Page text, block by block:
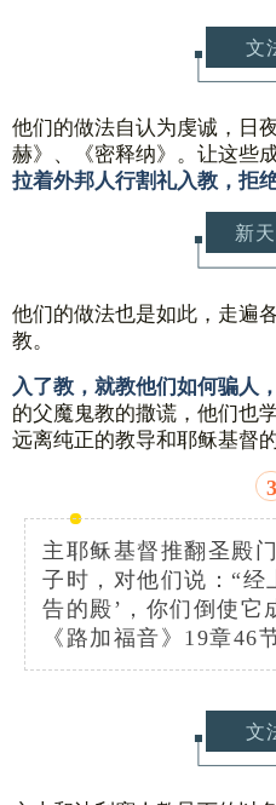
文
他们的做法自认为虔诚，日
赫》、《密释纳》。 让这些
拉着外邦人行割礼入教，拒
新
他们的做法也是如此，走遍
教。
入了教，就教他们如何骗人
的父魔鬼教的撒谎，他们也
远离纯正的教导和耶稣基督的
3
主耶稣基督推翻圣殿
子时，对他们说：“经
告的殿’，你们倒使
《路加福音》19章46
文